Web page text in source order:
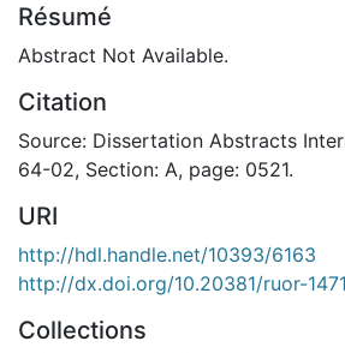
Résumé
Abstract Not Available.
Citation
Source: Dissertation Abstracts
64-02, Section: A, page: 0521.
URI
http://hdl.handle.net/10393/6163
http://dx.doi.org/10.20381/ruor-
Collections